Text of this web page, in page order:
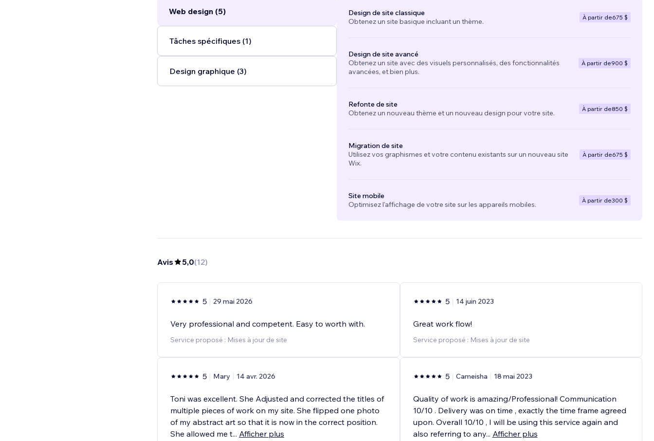
Web design (5)
Tâches spécifiques (1)
Design graphique (3)
Design de site classique
Obtenez un site basique incluant un thème.
À partir de675 $
Design de site avancé
Obtenez un site avec des visuels personnalisés, des fonctionnalités
avancées, et bien plus.
À partir de900 $
Refonte de site
Obtenez un nouveau thème et un nouveau design pour votre site.
À partir de850 $
Migration de site
Utilisez vos graphismes et votre contenu existants sur un nouveau site
Wix.
À partir de675 $
Site mobile
Optimisez l'affichage de votre site sur les appareils mobiles.
À partir de300 $
Avis 5,0(12)
5 29 mai 2026
Very professional and competent. Easy to worth with.
Service proposé : Mises à jour de site
5 Mary 14 avr. 2026
Toni was excellent. She Adjusted and corrected the titles of
multiple pieces of work on my site. She flipped one photo
of my abstract art so that it is now in the correct position.
She allowed me t... Afficher plus
5 14 juin 2023
Great work flow!
Service proposé : Mises à jour de site
5 Cameisha 18 mai 2023
Quality of work is amazing/Professional! Communication
10/10 . Delivery was on time , exactly the time frame agreed
upon. Overall 10/10 , I will be using this service again and
also referring to any... Afficher plus